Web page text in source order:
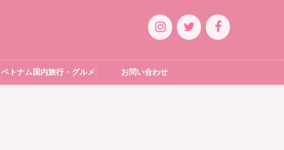
ベトナム国内旅行・グルメ お問い合わせ